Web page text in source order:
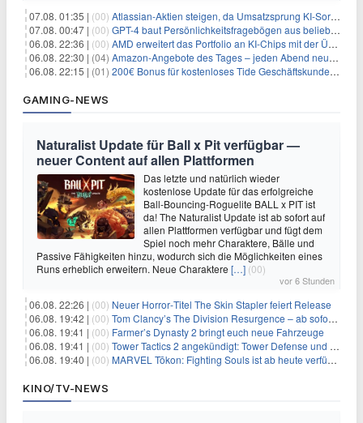
07.08. 01:35 | (00) Atlassian-Aktien steigen, da Umsatzsprung KI-Sorgen dämpft
07.08. 00:47 | (00) GPT-4 baut Persönlichkeitsfragebögen aus beliebigen Texten und sagt Antworten voraus
06.08. 22:36 | (00) AMD erweitert das Portfolio an KI-Chips mit der Übernahme von Taalas
06.08. 22:30 | (04) Amazon-Angebote des Tages – jeden Abend neue Deals zum Stöbern
06.08. 22:15 | (01) 200€ Bonus für kostenloses Tide Geschäftskundenkonto
GAMING-NEWS
Naturalist Update für Ball x Pit verfügbar —
neuer Content auf allen Plattformen
Das letzte und natürlich wieder
kostenlose Update für das erfolgreiche
Ball-Bouncing-Roguelite BALL x PIT ist
da! The Naturalist Update ist ab sofort auf
allen Plattformen verfügbar und fügt dem
Spiel noch mehr Charaktere, Bälle und
Passive Fähigkeiten hinzu, wodurch sich die Möglichkeiten eines
Runs erheblich erweitern. Neue Charaktere […] (00)
vor 6 Stunden
06.08. 22:26 | (00) Neuer Horror‑Titel The Skin Stapler feiert Release
06.08. 19:42 | (00) Tom Clancy’s The Division Resurgence – ab sofort für euch verfügbar
06.08. 19:41 | (00) Farmer’s Dynasty 2 bringt euch neue Fahrzeuge
06.08. 19:41 | (00) Tower Tactics 2 angekündigt: Tower Defense und Deckbuilding Kombo kehrt zurück
06.08. 19:40 | (00) MARVEL Tōkon: Fighting Souls ist ab heute verfügbar
KINO/TV-NEWS